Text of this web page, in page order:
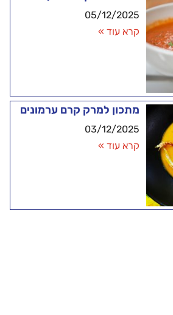
05/12/2025
קרא עוד »
מתכון למרק קרם ערמונים
03/12/2025
קרא עוד »